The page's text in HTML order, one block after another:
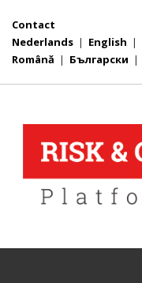
Contact
Nederlands | English |
Română | Български |